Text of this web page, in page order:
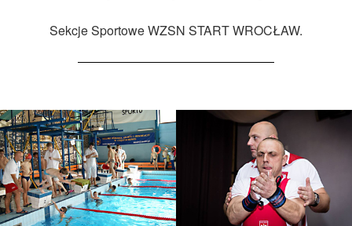
Sekcje Sportowe WZSN START WROCŁAW.